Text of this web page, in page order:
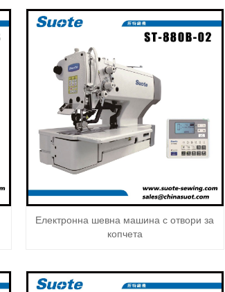
Електронна шевна машина с отвори за
копчета